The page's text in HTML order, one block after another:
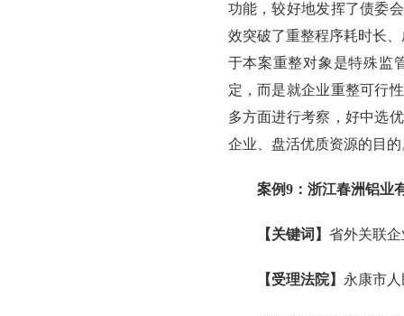
功能，较好地发挥了债委
效突破了重整程序耗时长
于本案重整对象是特殊监
定，而是就企业重整可行
多方面进行考察，好中选
企业、盘活优质资源的目的
案例9：浙江春洲铝业
【关键词】 省外关联
【受理法院】 永康市